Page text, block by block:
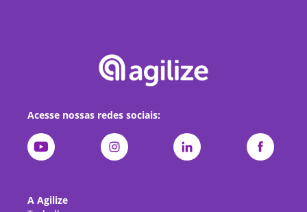
Acesse nossas redes sociais:
A Agilize